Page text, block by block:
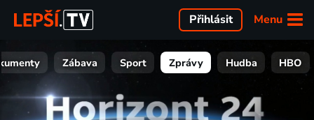
Menu
Přihlásit
Zábava Sport Zprávy Hudba HBO